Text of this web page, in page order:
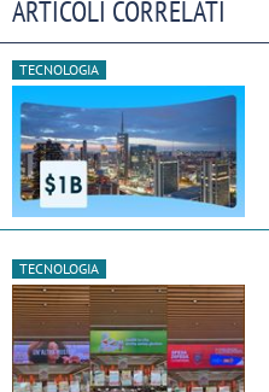
ARTICOLI CORRELATI
TECNOLOGIA
TECNOLOGIA